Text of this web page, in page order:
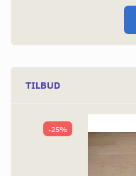
TILBUD
-25%